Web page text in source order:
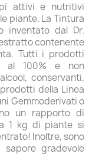
attivi e nutritivi
piante. La Tintura
inventato dal Dr.
contenente
Tutti i prodotti
al 100% e non
conservanti,
della Linea
Gemmoderivati o
un rapporto di
1 kg di piante si
Inoltre, sono
gradevole